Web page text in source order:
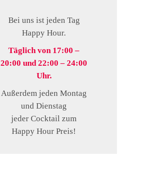
Bei uns ist jeden Tag
Happy Hour.
Täglich von 17:00 –
20:00 und 22:00 – 24:00
Uhr.
Außerdem jeden Montag
und Dienstag
jeder Cocktail zum
Happy Hour Preis!